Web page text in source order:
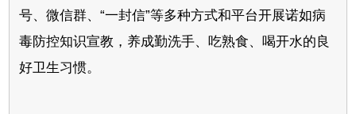
号、微信群、“一封信”等多种方式和平台开展诺如病
毒防控知识宣教，养成勤洗手、吃熟食、喝开水的良
好卫生习惯。